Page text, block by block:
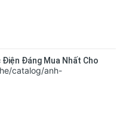
Đáng Mua Nhất Cho